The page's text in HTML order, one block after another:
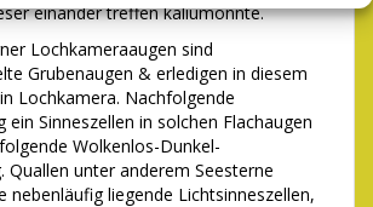
einander treffen kaliumönnte.
Lochkameraaugen sind
Grubenaugen & erledigen in diesem
Lochkamera. Nachfolgende
ein Sinneszellen in solchen Flachaugen
Wolkenlos-Dunkel-
Quallen unter anderem Seesterne
nebenläufig liegende Lichtsinneszellen,